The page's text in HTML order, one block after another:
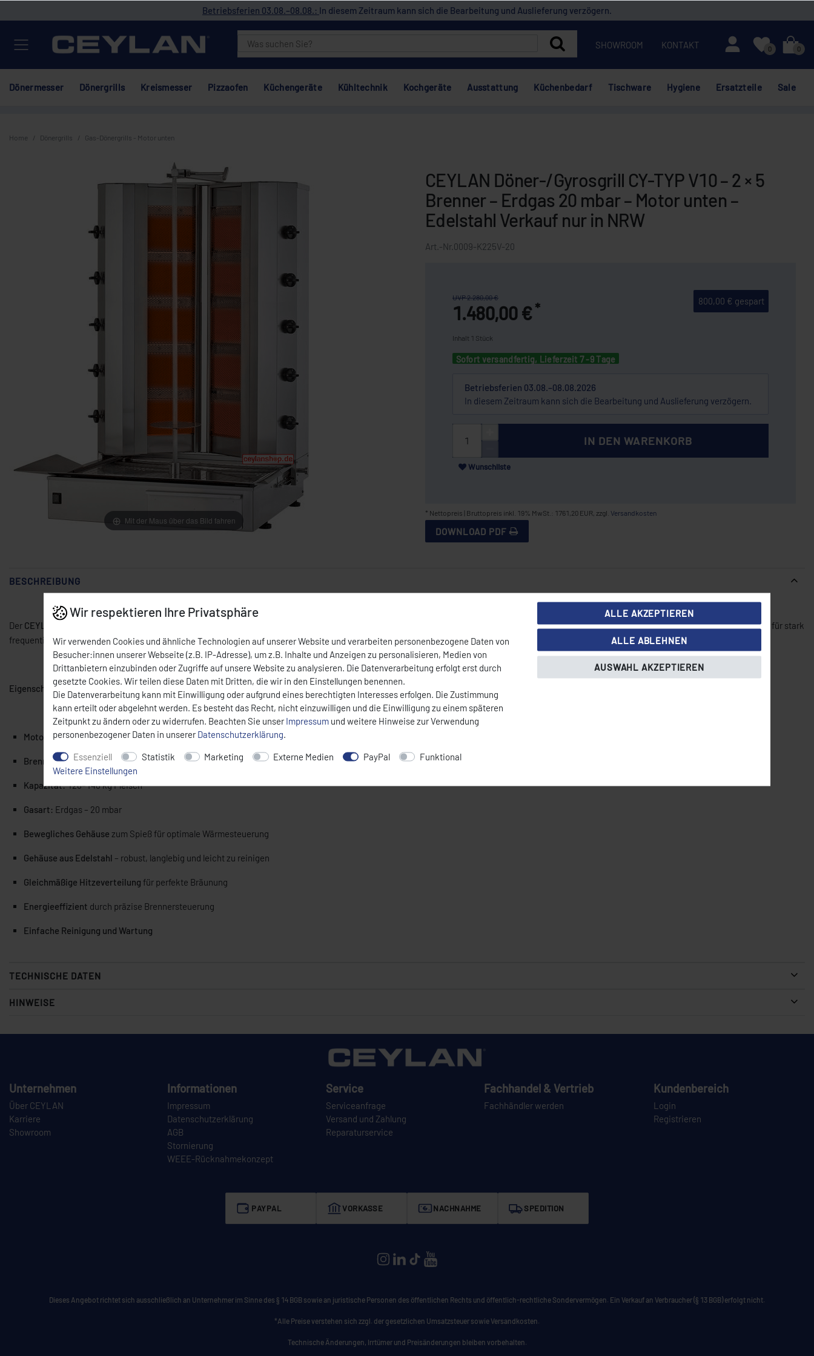
Betriebsferien 03.08.–08.08.: In diesem Zeitraum kann sich die Bearbeitung und Auslieferung verzögern.
SHOWROOM KONTAKT
Mein Konto
0
0
Dönermesser Dönergrills Kreismesser Pizzaofen Küchengeräte Kühltechnik Kochgeräte Ausstattung Küchenbedarf Tischware Hygiene Ersatzteile Sale
Home Dönergrills Gas-Dönergrills - Motor unten
Mit der Maus über das Bild fahren
CEYLAN Döner-/Gyrosgrill CY-TYP V10 – 2 × 5
Brenner – Erdgas 20 mbar – Motor unten –
Edelstahl Verkauf nur in NRW
Art.-Nr. 0009-K225V-20
800,00 € gespart
UVP 2.280,00 €
1.480,00 €*
Inhalt 1 Stück
Sofort versandfertig, Lieferzeit 7 -9 Tage
Betriebsferien 03.08.–08.08.2026
In diesem Zeitraum kann sich die Bearbeitung und Auslieferung verzögern.
IN DEN WARENKORB
Wunschliste
* Nettopreis | Bruttopreis inkl. 19% MwSt.: 1761,20 EUR, zzgl. Versandkosten
DOWNLOAD PDF
BESCHREIBUNG
Der CEYLAN Döner-/Gyrosgrill CY-TYP V10 zwei Reihen à fünf Brennernund einer Kapazität von bis zu140 kg Fleischist er ideal für stark
frequentierte Imbisse und Restaurants. Der untenliegende Motor gewährleistet einen ruhigen Lauf, während das bewegliche Gehäuse und die präzise Hitzeverteilung perfekte Grillergebnisse liefern.
Eigenschaften:
Motorposition:unten (wahlweise links- oder rechtsdrehend)
Brenner:2 × 5 Hochleistungsbrenner mit Sicherheitsventil
Kapazität:120–140 kg Fleisch
Gasart: Erdgas – 20 mbar
Bewegliches Gehäuse zum Spieß für optimale Wärmesteuerung
Gehäuse aus Edelstahl – robust, langlebig und leicht zu reinigen
Gleichmäßige Hitzeverteilung für perfekte Bräunung
Energieeffizient durch präzise Brennersteuerung
Einfache Reinigung und Wartung
TECHNISCHE DATEN
HINWEISE
Unternehmen
Über CEYLAN
Karriere
Showroom
Informationen
Impressum
Datenschutzerklärung
AGB
Stornierung
WEEE-Rücknahmekonzept
Service
Serviceanfrage
Versand und Zahlung
Reparaturservice
Fachhandel & Vertrieb
Fachhändler werden
Kundenbereich
Login
Registrieren
PAYPAL VORKASSE NACHNAHME SPEDITION
CEYLAN auf Instagram
CEYLAN auf LinkedIn
CEYLAN auf TikTok
CEYLAN auf YouTube
Dieses Angebot richtet sich ausschließlich an Unternehmer im Sinne des § 14 BGB sowie an juristische Personen des öffentlichen Rechts und öffentlich-rechtliche Sondervermögen. Ein Verkauf an Verbraucher (§ 13 BGB) erfolgt nicht.
*Alle Preise verstehen sich zzgl. der gesetzlichen Umsatzsteuer sowie Versandkosten.
Technische Änderungen, Irrtümer und Preisänderungen bleiben vorbehalten.
Wir respektieren Ihre Privatsphäre
Wir verwenden Cookies und ähnliche Technologien auf unserer Website und verarbeiten personenbezogene Daten von
Besucher:innen unserer Webseite (z.B. IP-Adresse), um z.B. Inhalte und Anzeigen zu personalisieren, Medien von
Drittanbietern einzubinden oder Zugriffe auf unsere Website zu analysieren. Die Datenverarbeitung erfolgt erst durch
gesetzte Cookies. Wir teilen diese Daten mit Dritten, die wir in den Einstellungen benennen.
Die Datenverarbeitung kann mit Einwilligung oder aufgrund eines berechtigten Interesses erfolgen. Die Zustimmung
kann erteilt oder abgelehnt werden. Es besteht das Recht, nicht einzuwilligen und die Einwilligung zu einem späteren
Zeitpunkt zu ändern oder zu widerrufen. Beachten Sie unserImpressum und weitere Hinweise zur Verwendung
personenbezogener Daten in unsererDaten­schutz­erklärung
Essenziell Statistik Marketing Externe Medien PayPal
Funktional
Weitere Einstellungen
ALLE AKZEPTIEREN
ALLE ABLEHNEN
AUSWAHL AKZEPTIEREN